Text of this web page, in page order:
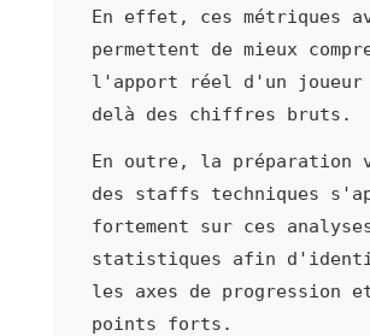
En effet, ces métriques
permettent de mieux
l'apport réel d'un joueur
delà des chiffres bruts.
En outre, la préparation
des staffs techniques
fortement sur ces
statistiques afin
les axes de progression
points forts.